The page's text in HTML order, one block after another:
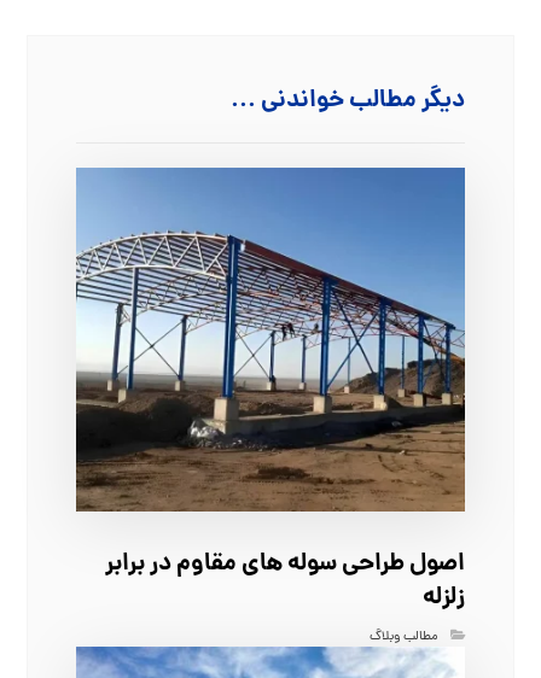
دیگر مطالب خواندنی ...
اصول طراحی سوله‌ های مقاوم در برابر
زلزله
مطالب وبلاگ